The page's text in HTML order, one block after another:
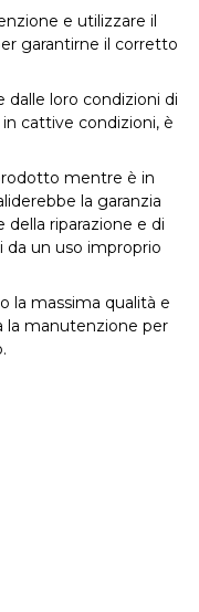
e utilizzare il
garantirne il corretto
dalle loro condizioni di
cattive condizioni, è
mentre è in
la garanzia
della riparazione e di
da un uso improprio
la massima qualità e
la manutenzione per